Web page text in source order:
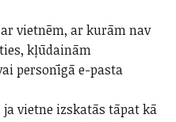
vietnēm, ar kurām nav
kļūdainām
personīgā e-pasta
ja vietne izskatās tāpat kā